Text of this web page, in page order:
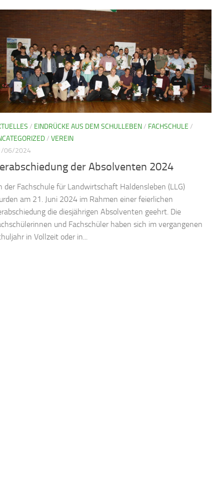
/ EINDRÜCKE AUS DEM SCHULLEBEN/ FACHSCHULE /
/ VEREIN
06/2024
der Absolventen 2024
der Fachschule für Landwirtschaft Haldensleben (LLG)
am 21. Juni 2024 im Rahmen einer feierlichen
die diesjährigen Absolventen geehrt. Die
und Fachschüler haben sich im vergangenen
in Vollzeit oder in...